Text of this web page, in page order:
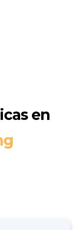
en